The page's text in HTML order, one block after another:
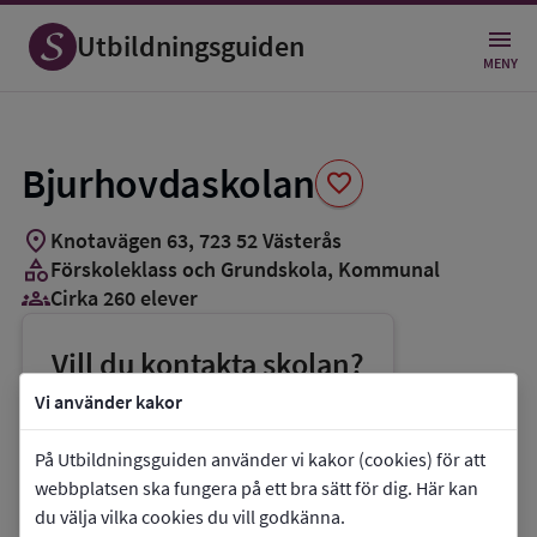
Vi använder kakor
På Utbildningsguiden använder vi kakor (cookies) för att
webbplatsen ska fungera på ett bra sätt för dig. Här kan
du välja vilka cookies du vill godkänna.
Utbildningsguiden MENY
Bjurhovdaskolan favorite
Spara
som
favorit
location_on Knotavägen 63, 72352Västerås
categoryFörskoleklass och Grundskola, Kommunal
groups_3Cirka 260 elever
Vill du kontakta skolan?
phoneTelefon:021-396250
E-post: buf@vasteras.se
link Webbplats:Bjurhovdaskolan